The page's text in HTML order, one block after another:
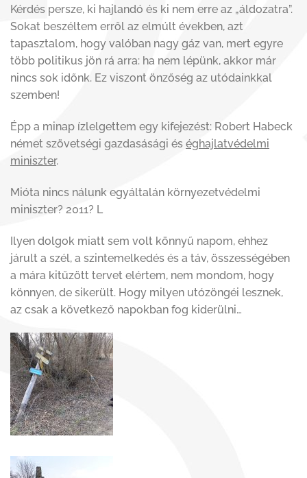
Kérdés persze, ki hajlandó és ki nem erre az „áldozatra”.
Sokat beszéltem erről az elmúlt években, azt
tapasztalom, hogy valóban nagy gáz van, mert egyre
több politikus jön rá arra: ha nem lépünk, akkor már
nincs sok időnk. Ez viszont önzőség az utódainkkal
szemben!
Épp a minap ízlelgettem egy kifejezést: Robert Habeck
német szövetségi gazdasásági és éghajlatvédelmi
miniszter.
Mióta nincs nálunk egyáltalán környezetvédelmi
miniszter? 2011? L
Ilyen dolgok miatt sem volt könnyű napom, ehhez
járult a szél, a szintemelkedés és a táv, összességében
a mára kitűzött tervet elértem, nem mondom, hogy
könnyen, de sikerült. Hogy milyen utózöngéi lesznek,
az csak a következő napokban fog kiderülni…